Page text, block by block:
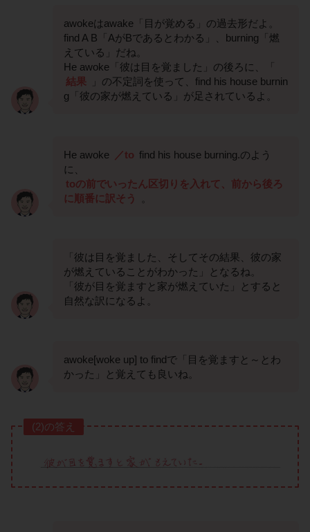
awokeはawake「目が覚める」の過去形だよ。
find A B「AがBであるとわかる」、burning「燃
えている」だね。
He awoke「彼は目を覚ました」の後ろに、「
結果
」の不定詞を使って、find his house burnin
g「彼の家が燃えている」が足されているよ。
He awoke ／to find his house burning.のよう
に、
toの前でいったん区切りを入れて、前から後ろ
に順番に訳そう
「彼は目を覚ました、そしてその結果、彼の家
が燃えていることがわかった」となるね。
「彼が目を覚ますと家が燃えていた」とすると
自然な訳になるよ。
awoke[woke up] to findで「目を覚ますと～とわ
かった」と覚えても良いね。
(2)の答え